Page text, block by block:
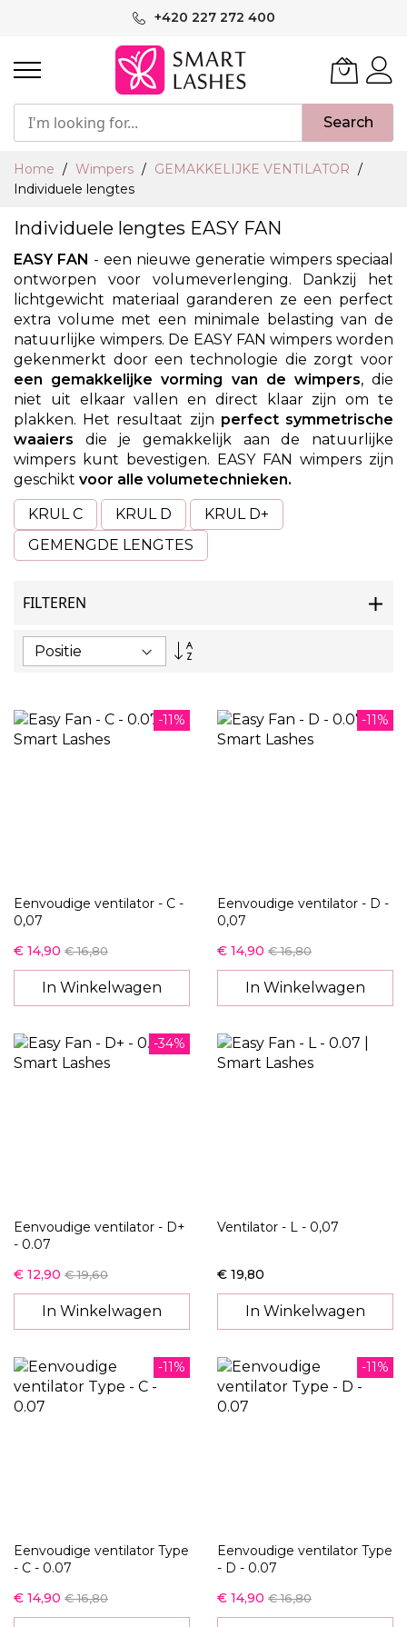
inhoud
+420 227 272 400
Search
Home Wimpers
GEMAKKELIJKE VENTILATOR
Individuele lengtes
Individuele lengtes EASY FAN
EASY FAN - een nieuwe generatie wimpers speciaal
ontworpen voor volumeverlenging. Dankzij het
lichtgewicht materiaal garanderen ze een perfect
extra volume met een minimale belasting van de
natuurlijke wimpers. De EASY FAN wimpers worden
gekenmerkt door een technologie die zorgt voor
een gemakkelijke vorming van de wimpers, die
niet uit elkaar vallen en direct klaar zijn om te
plakken. Het resultaat zijn perfect symmetrische
waaiers die je gemakkelijk aan de natuurlijke
wimpers kunt bevestigen. EASY FAN wimpers zijn
geschikt voor alle volumetechnieken.
KRUL C
KRUL D
KRUL D+
GEMENGDE LENGTES
FILTEREN
Van
sorteren
-11%
Eenvoudige ventilator - C -
0,07
€ 14,90 € 16,80
In Winkelwagen
-11%
Eenvoudige ventilator - D -
0,07
€ 14,90 € 16,80
In Winkelwagen
-34%
Eenvoudige ventilator - D+
- 0.07
€ 12,90 € 19,60
In Winkelwagen
Ventilator - L - 0,07
€ 19,80
In Winkelwagen
-11%
Eenvoudige ventilator Type
- C - 0.07
€ 14,90 € 16,80
-11%
Eenvoudige ventilator Type
- D - 0.07
€ 14,90 € 16,80